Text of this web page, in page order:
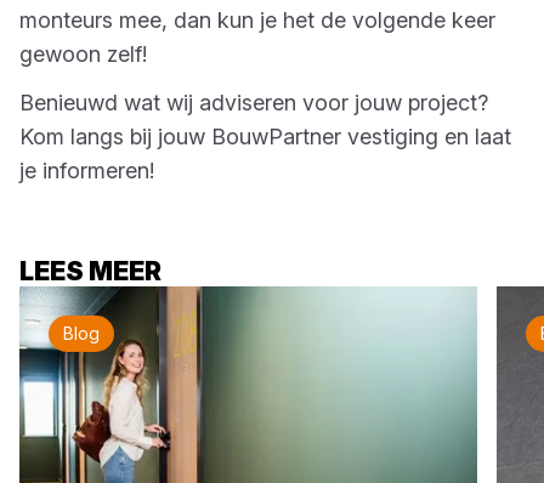
monteurs mee, dan kun je het de volgende keer
gewoon zelf!
Benieuwd wat wij adviseren voor jouw project?
Kom langs bij jouw BouwPartner vestiging en laat
je informeren!
LEES MEER
Blog